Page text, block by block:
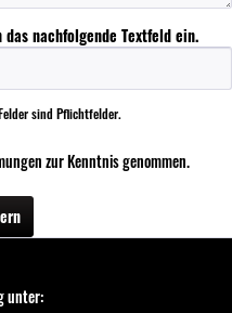
nachfolgende Textfeld ein.
sind Pflichtfelder.
zur Kenntnis genommen.
unter: